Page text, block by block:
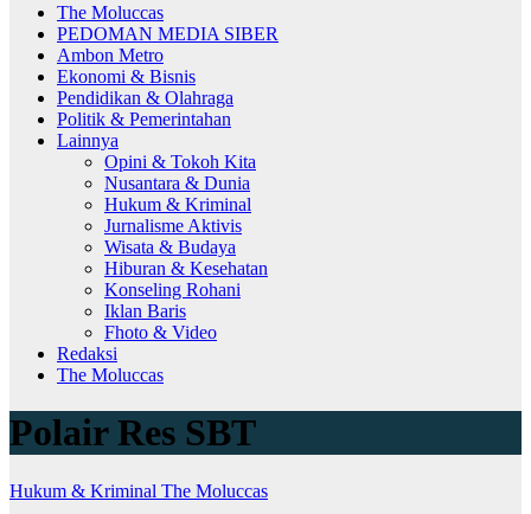
The Moluccas
PEDOMAN MEDIA SIBER
Ambon Metro
Ekonomi & Bisnis
Pendidikan & Olahraga
Politik & Pemerintahan
Lainnya
Opini & Tokoh Kita
Nusantara & Dunia
Hukum & Kriminal
Jurnalisme Aktivis
Wisata & Budaya
Hiburan & Kesehatan
Konseling Rohani
Iklan Baris
Fhoto & Video
Redaksi
The Moluccas
Polair Res SBT
Hukum & Kriminal The Moluccas